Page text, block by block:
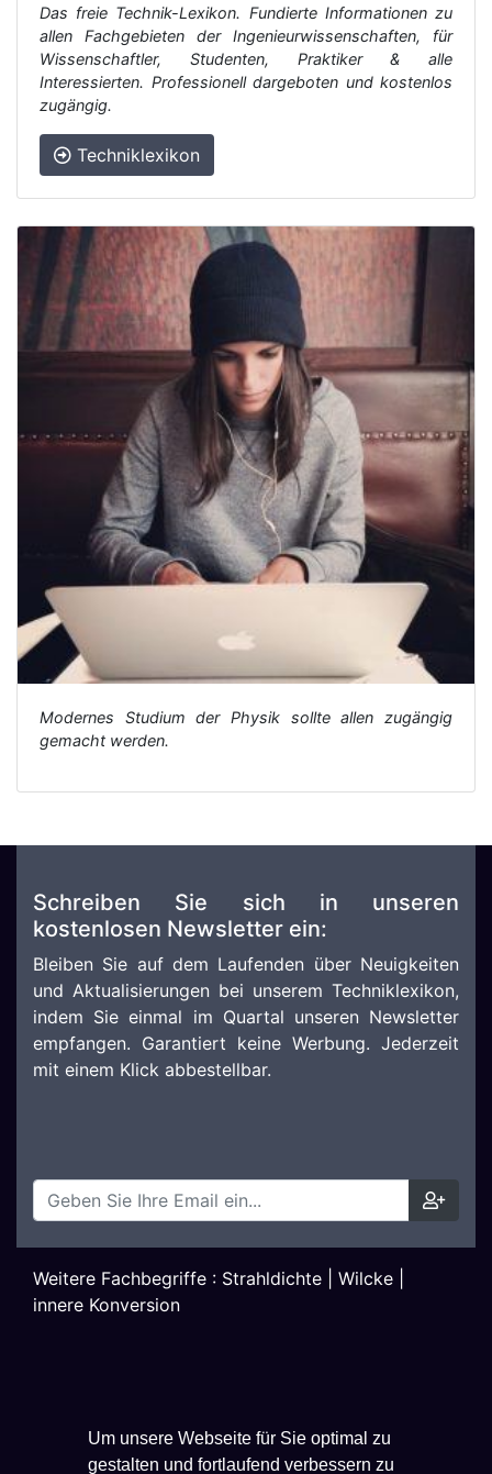
Um unsere Webseite für Sie optimal zu
gestalten und fortlaufend verbessern zu
Das freie Technik-Lexikon. Fundierte Informationen zu
allen Fachgebieten der Ingenieurwissenschaften, für
Wissenschaftler, Studenten, Praktiker & alle
Interessierten. Professionell dargeboten und kostenlos
zugängig.
Techniklexikon
Modernes Studium der Physik sollte allen zugängig
gemacht werden.
Schreiben Sie sich in unseren
kostenlosen Newsletter ein:
Bleiben Sie auf dem Laufenden über Neuigkeiten
und Aktualisierungen bei unserem Techniklexikon,
indem Sie einmal im Quartal unseren Newsletter
empfangen. Garantiert keine Werbung. Jederzeit
mit einem Klick abbestellbar.
Weitere Fachbegriffe : Strahldichte Wilcke
innere Konversion